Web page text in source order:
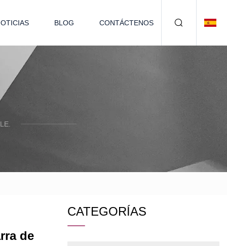
BLOG CONTÁCTENOS
de
CATEGORÍAS